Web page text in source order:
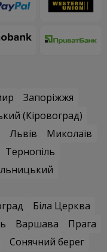
Запоріжжя
(Кіровоград)
Львів
Миколаїв
Тернопіль
Біла Церква
Варшава
Прага
Сонячний берег